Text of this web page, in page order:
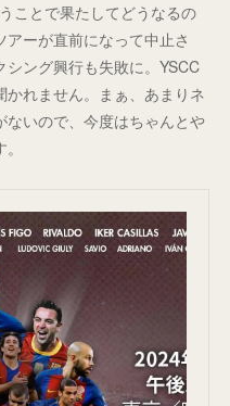
ことで果たしてどうなるの
ーが直前になって中止さ
ング興行も失敗に。YSCC
れません。まぁ、あまりネ
いので、今度はちゃんとや